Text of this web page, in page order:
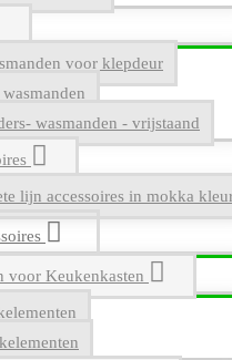
voor klepdeur
wasmanden - vrijstaand
lijn accessoires in mokka
voor Keukenkasten